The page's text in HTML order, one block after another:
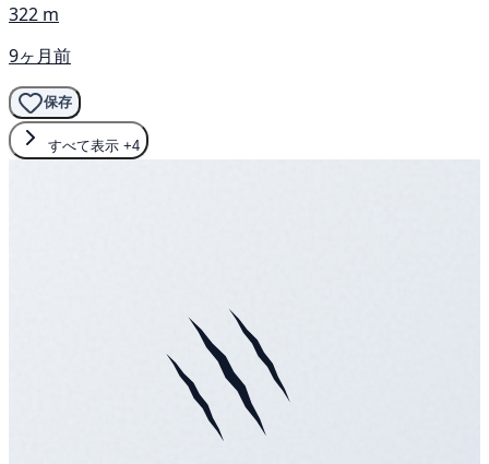
322 m
9ヶ月前
保存
すべて表示 +4